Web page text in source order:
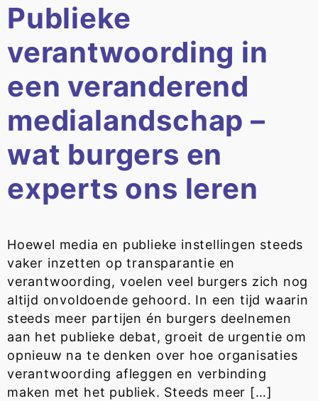
Publieke
verantwoording in
een veranderend
medialandschap –
wat burgers en
experts ons leren
Hoewel media en publieke instellingen steeds
vaker inzetten op transparantie en
verantwoording, voelen veel burgers zich nog
altijd onvoldoende gehoord. In een tijd waarin
steeds meer partijen én burgers deelnemen
aan het publieke debat, groeit de urgentie om
opnieuw na te denken over hoe organisaties
verantwoording afleggen en verbinding
maken met het publiek. Steeds meer […]